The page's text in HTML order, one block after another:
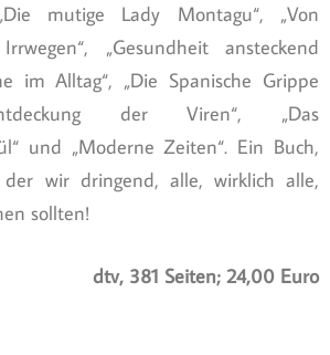
mutige Lady Montagu“, „Von
„Gesundheit ansteckend
im Alltag“, „Die Spanische Grippe
der Viren“, „Das
und „Moderne Zeiten“. Ein Buch,
wir dringend, alle, wirklich alle,
sollten!
dtv, 381 Seiten; 24,00 Euro